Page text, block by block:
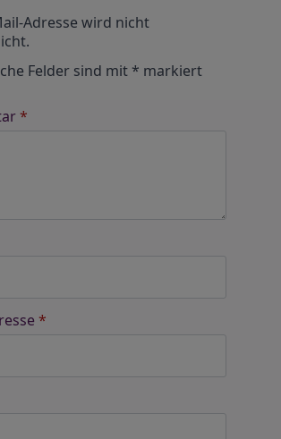
Adresse wird nicht
Felder sind mit * markiert
*
*